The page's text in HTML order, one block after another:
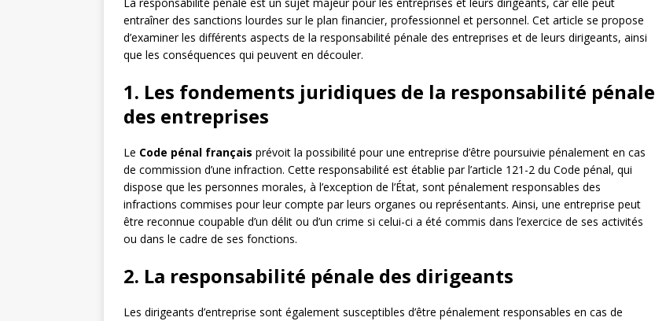
entraîner des sanctions lourdes sur le plan financier, professionnel et personnel. Cet article se propose
d’examiner les différents aspects de la responsabilité pénale des entreprises et de leurs dirigeants, ainsi
que les conséquences qui peuvent en découler.
1. Les fondements juridiques de la responsabilité pénale
des entreprises
Le Code pénal français prévoit la possibilité pour une entreprise d’être poursuivie pénalement en cas
de commission d’une infraction. Cette responsabilité est établie par l’article 121-2 du Code pénal, qui
dispose que les personnes morales, à l’exception de l’État, sont pénalement responsables des
infractions commises pour leur compte par leurs organes ou représentants. Ainsi, une entreprise peut
être reconnue coupable d’un délit ou d’un crime si celui-ci a été commis dans l’exercice de ses activités
ou dans le cadre de ses fonctions.
2. La responsabilité pénale des dirigeants
Les dirigeants d’entreprise sont également susceptibles d’être pénalement responsables en cas de